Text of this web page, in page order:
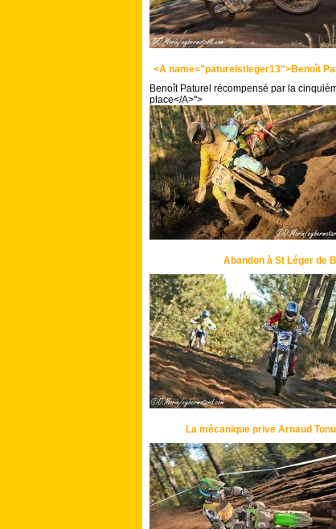
<A name="paturelstleger13">Benoît
Benoît Paturel récompensé par la
place</A>">
Abandon à St Léger de
La mécanique prive Arnaud